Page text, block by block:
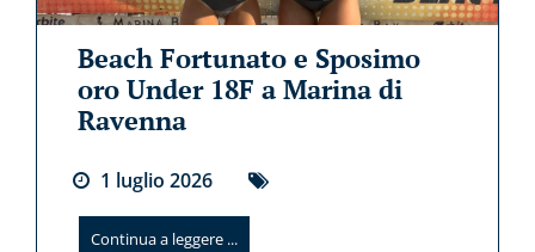
Beach Fortunato e Sposimo
oro Under 18F a Marina di
Ravenna
1 luglio 2026
Continua a leggere ...